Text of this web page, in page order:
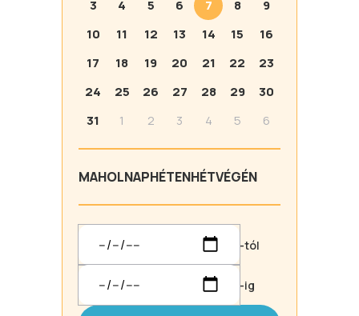
3
4 5 6 7 8
9
10
11 12 13 14 15
16
17
18 19 20 21 22
23
24
25 26 27 28 29
30
31
1 2 3 4 5 6
MAHOLNAPHÉTENHÉTVÉGÉN
-tól
-ig